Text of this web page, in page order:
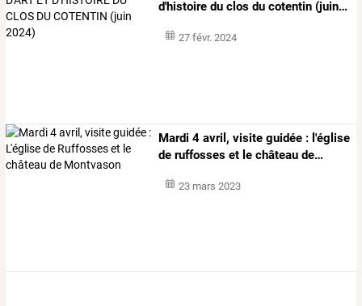
d'histoire du clos du cotentin (juin…
27 févr. 2024
Mardi 4 avril, visite guidée : l'église
de ruffosses et le château de…
23 mars 2023